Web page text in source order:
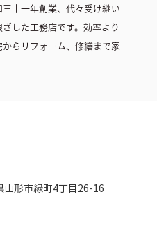
十一年創業、代々受け継い
した工務店です。効率より
らリフォーム、修繕まで家
山形市緑町4丁目26-16